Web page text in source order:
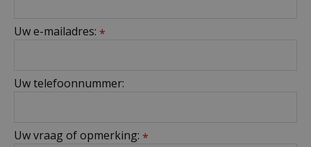
Uw e-mailadres: *
Uw telefoonnummer:
Uw vraag of opmerking: *